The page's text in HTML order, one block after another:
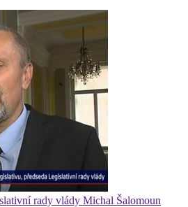
rady vlády Michal Šalomoun